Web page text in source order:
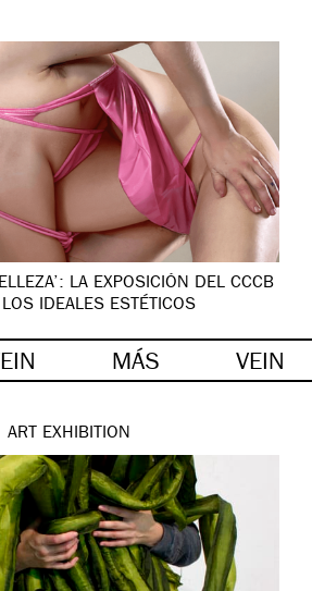
LA EXPOSICIÓN DEL CCCB
IDEALES ESTÉTICOS
MÁS VEIN
ART EXHIBITION